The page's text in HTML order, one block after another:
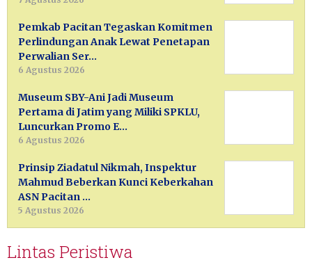
Pemkab Pacitan Tegaskan Komitmen
Perlindungan Anak Lewat Penetapan
Perwalian Ser…
6 Agustus 2026
Museum SBY-Ani Jadi Museum
Pertama di Jatim yang Miliki SPKLU,
Luncurkan Promo E…
6 Agustus 2026
Prinsip Ziadatul Nikmah, Inspektur
Mahmud Beberkan Kunci Keberkahan
ASN Pacitan …
5 Agustus 2026
Lintas Peristiwa